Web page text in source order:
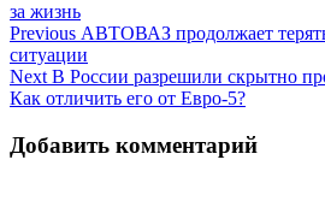
за жизнь
Навигация
по
записям
Previous АВТОВАЗ продолжает
ситуации
Next В России разрешили скрытно
Как отличить его от Евро-5?
Добавить комментарий